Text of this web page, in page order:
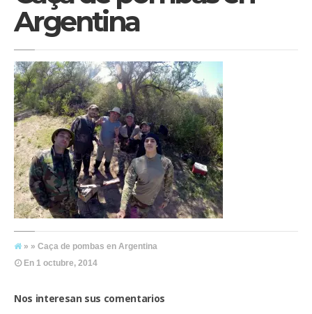
Argentina
» » Caça de pombas en Argentina
En 1 octubre, 2014
Nos interesan sus comentarios